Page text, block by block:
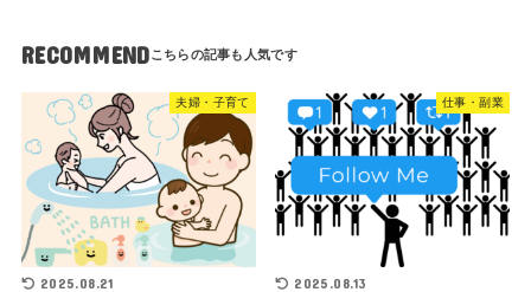
RECOMMEND
夫婦・子育て
2025.08.21
仕事・副業
2025.08.13